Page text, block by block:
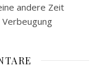
andere Zeit
Verbeugung